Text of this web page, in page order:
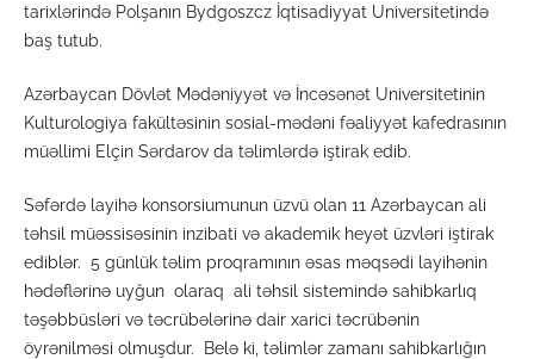
tarixlərində Polşanın Bydgoszcz İqtisadiyyat Universitetində
baş tutub.
Azərbaycan Dövlət Mədəniyyət və İncəsənət Universitetinin
Kulturologiya fakültəsinin sosial-mədəni fəaliyyət kafedrasının
müəllimi Elçin Sərdarov da təlimlərdə iştirak edib.
Səfərdə layihə konsorsiumunun üzvü olan 11 Azərbaycan ali
təhsil müəssisəsinin inzibati və akademik heyət üzvləri iştirak
ediblər. 5 günlük təlim proqramının əsas məqsədi layihənin
hədəflərinə uyğun olaraq ali təhsil sistemində sahibkarlıq
təşəbbüsləri və təcrübələrinə dair xarici təcrübənin
öyrənilməsi olmuşdur. Belə ki, təlimlər zamanı sahibkarlığın